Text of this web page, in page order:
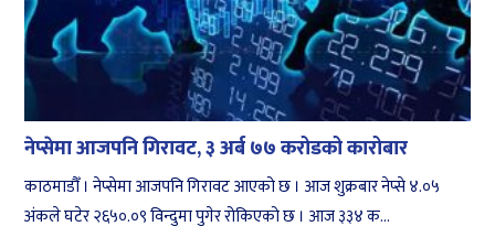
नेप्सेमा आजपनि गिरावट, ३ अर्ब ७७ करोडको कारोबार
काठमाडौँ । नेप्सेमा आजपनि गिरावट आएको छ । आज शुक्रबार नेप्से ४.०५
अंकले घटेर २६५०.०९ विन्दुमा पुगेर रोकिएको छ । आज ३३४ क...